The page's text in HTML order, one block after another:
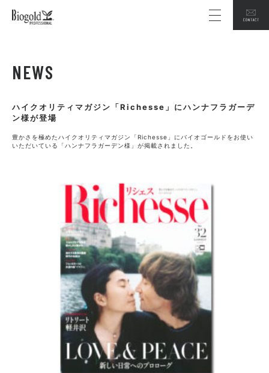
NEWS
ハイクオリティマガジン「Richesse」にハンナフラガーデ
ン様が登場
豊かさを極めたハイクオリティマガジン「Richesse」にバイオゴールドをお使い
いただいている「ハンナフラガーデン様」が掲載されました。